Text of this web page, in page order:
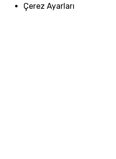
Çerez Ayarları